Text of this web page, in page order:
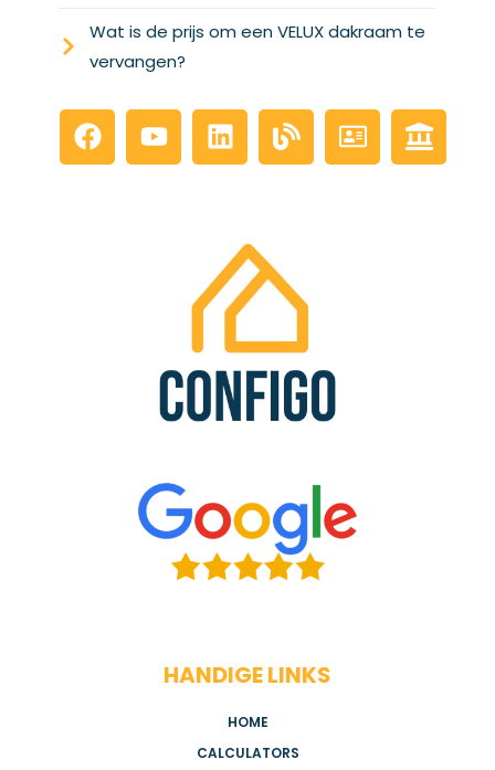
Wat is de prijs om een VELUX dakraam te
vervangen?
HANDIGE LINKS
HOME
CALCULATORS